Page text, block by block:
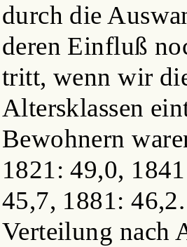
durch die
deren Einfluß
tritt, wenn wir
Altersklassen
Bewohnern
1821: 49,0,
45,7, 1881:
Verteilung nach